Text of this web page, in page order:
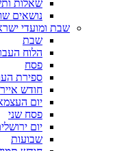
שאלות
נושאים
שבת ומועדי
שבת
הלוח
פסח
ספירת
חודש אייר
יום
פסח שני
יום
שבועות